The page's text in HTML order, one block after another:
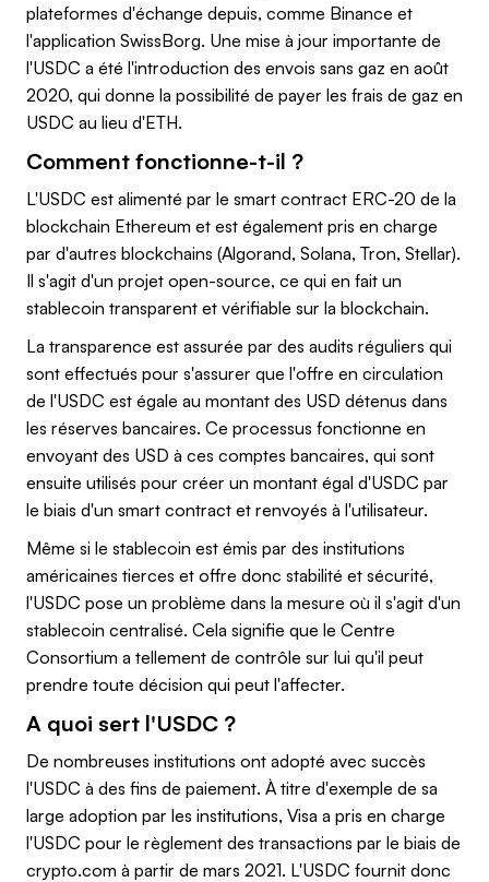
plateformes d'échange depuis, comme Binance et
l'application SwissBorg. Une mise à jour importante de
l'USDC a été l'introduction des envois sans gaz en août
2020, qui donne la possibilité de payer les frais de gaz en
USDC au lieu d'ETH.
Comment fonctionne-t-il ?
L'USDC est alimenté par le smart contract ERC-20 de la
blockchain Ethereum et est également pris en charge
par d'autres blockchains (Algorand, Solana, Tron, Stellar).
Il s'agit d'un projet open-source, ce qui en fait un
stablecoin transparent et vérifiable sur la blockchain.
La transparence est assurée par des audits réguliers qui
sont effectués pour s'assurer que l'offre en circulation
de l'USDC est égale au montant des USD détenus dans
les réserves bancaires. Ce processus fonctionne en
envoyant des USD à ces comptes bancaires, qui sont
ensuite utilisés pour créer un montant égal d'USDC par
le biais d'un smart contract et renvoyés à l'utilisateur.
Même si le stablecoin est émis par des institutions
américaines tierces et offre donc stabilité et sécurité,
l'USDC pose un problème dans la mesure où il s'agit d'un
stablecoin centralisé. Cela signifie que le Centre
Consortium a tellement de contrôle sur lui qu'il peut
prendre toute décision qui peut l'affecter.
A quoi sert l'USDC ?
De nombreuses institutions ont adopté avec succès
l'USDC à des fins de paiement. À titre d'exemple de sa
large adoption par les institutions, Visa a pris en charge
l'USDC pour le règlement des transactions par le biais de
crypto.com à partir de mars 2021. L'USDC fournit donc